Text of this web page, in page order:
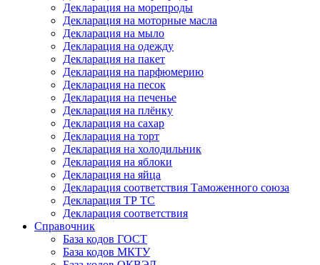
Декларация на морепроды
Декларация на моторные масла
Декларация на мыло
Декларация на одежду
Декларация на пакет
Декларация на парфюмерию
Декларация на песок
Декларация на печенье
Декларация на плёнку
Декларация на сахар
Декларация на торт
Декларация на холодильник
Декларация на яблоки
Декларация на яйца
Декларация соответствия Таможенного союза
Декларация ТР ТС
Декларация соответствия
Справочник
База кодов ГОСТ
База кодов МКТУ